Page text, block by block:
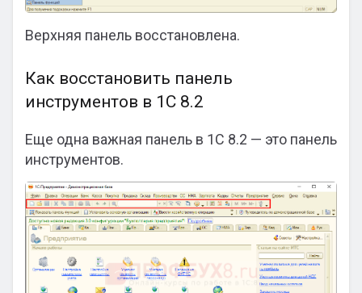
Верхняя панель восстановлена.
Как восстановить панель
инструментов в 1С 8.2
Еще одна важная панель в 1С 8.2 — это панель
инструментов.